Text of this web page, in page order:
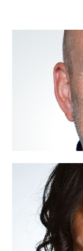
Edo
06 - 54 33 48 22
edo@voor.nl
Groei: door
Smaggy
06 - 10 20 31 57
smaggy@voor.nl
Een goed
Lees meer